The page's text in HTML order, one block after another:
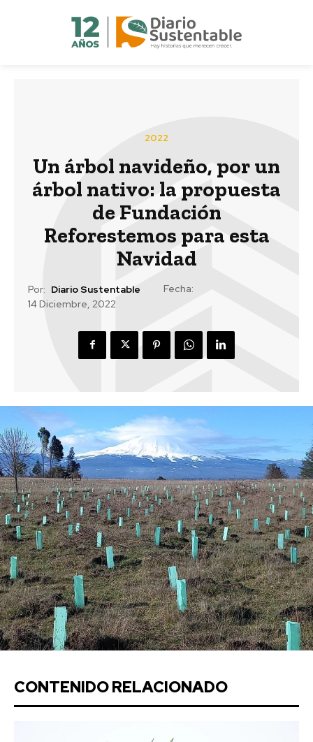
2022
Un árbol navideño, por un
árbol nativo: la propuesta
de Fundación
Reforestemos para esta
Navidad
Por: Diario Sustentable
Fecha:
14 Diciembre, 2022
CONTENIDO RELACIONADO